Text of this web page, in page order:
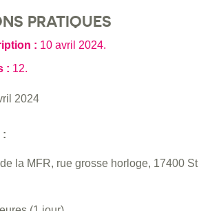
PRATIQUES
: 10 avril 2024.
: 12.
2024
:
la MFR, rue grosse horloge, 17400 St